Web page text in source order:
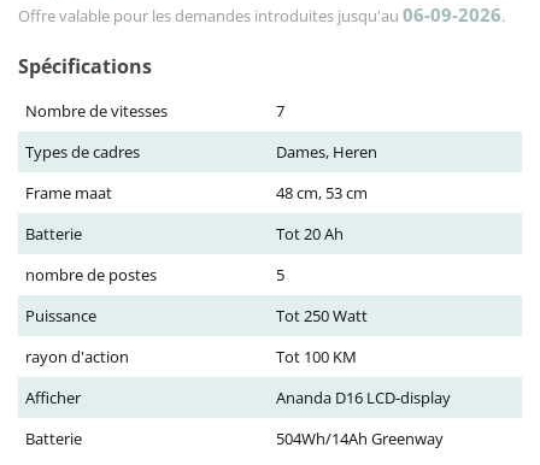
Offre valable pour les demandes introduites jusqu'au 06-09-2026.
Spécifications
Nombre de vitesses
7
Types de cadres
Dames, Heren
Frame maat
48 cm, 53 cm
Batterie
Tot 20 Ah
nombre de postes
5
Puissance
Tot 250 Watt
rayon d'action
Tot 100 KM
Afficher
Ananda D16 LCD-display
Batterie
504Wh/14Ah Greenway